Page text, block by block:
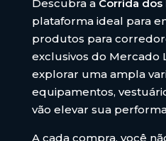
Descubra a Corrida dos
plataforma ideal para
produtos para
exclusivos do Mercado
explorar uma ampla
equipamentos,
vão elevar sua
A cada compra, você